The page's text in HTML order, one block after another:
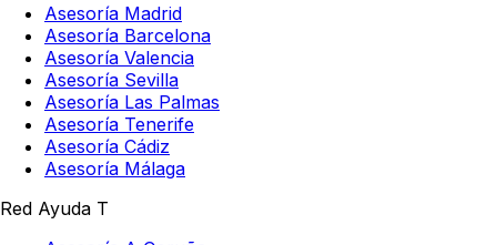
Asesoría Madrid
Asesoría Barcelona
Asesoría Valencia
Asesoría Sevilla
Asesoría Las Palmas
Asesoría Tenerife
Asesoría Cádiz
Asesoría Málaga
Red Ayuda T